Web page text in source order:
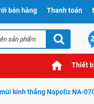
bán hàng Thanh toán
Thiết
kính thẳng Napoliz NA-